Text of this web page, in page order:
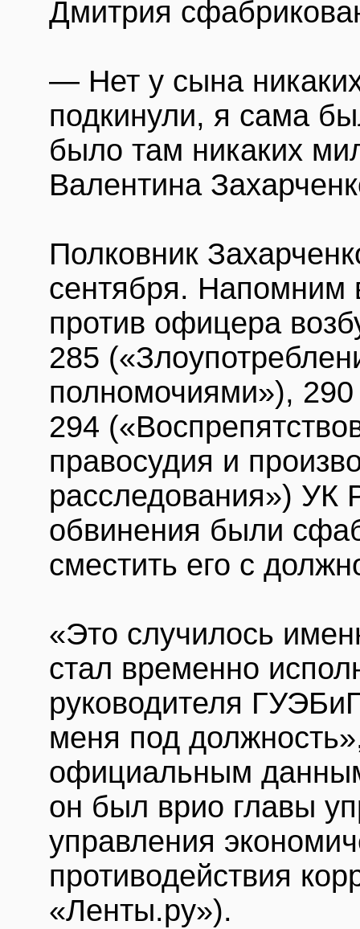
Дмитрия
— Нет у сына
подкинули, я сама
было там никаких
Валентина
Полковник
сентября. Напомним
против офицера
285
полномочиями»),
294
правосудия и
расследования») УК
обвинения были
сместить его с
«Это случилось
стал временно
руководителя
меня под
официальным
он был врио главы
управления
противодействия
«Ленты.ру»).